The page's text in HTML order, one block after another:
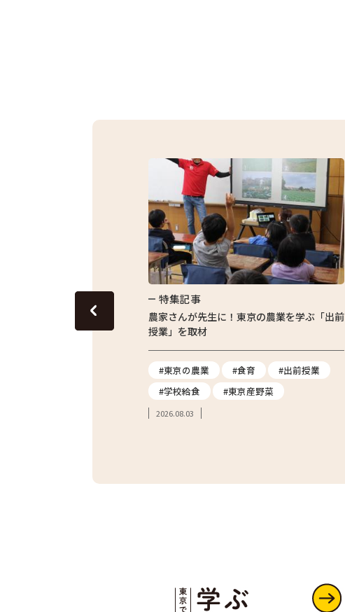
ーンピースのおいしさを
特集記事
農家さんが先生に！東京の農業を学ぶ「出前
授業」を取材
#東京の農業 #食育
#出前授業
#学校給食
#東京産野菜
2026.08.03